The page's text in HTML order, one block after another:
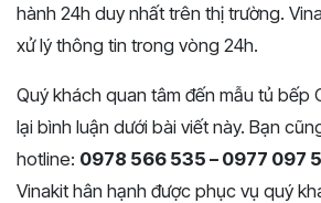
hành 24h duy nhất trên thị trường.
xử lý thông tin trong vòng 24h.
Quý khách quan tâm đến mẫu tủ bếp
lại bình luận dưới bài viết này. Bạn
hotline: 0978 566 535 – 0977 097
Vinakit hân hạnh được phục vụ quý